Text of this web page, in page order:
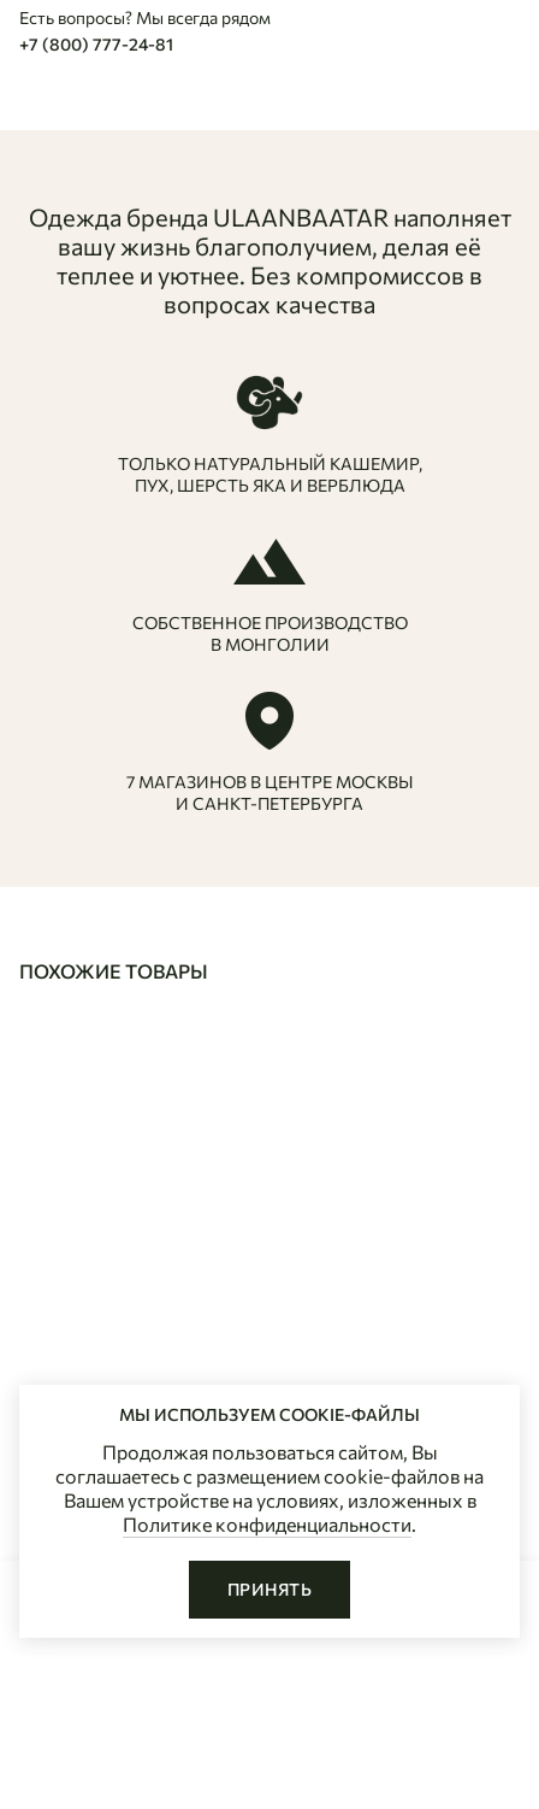
яка превосходно дышит, удерживает целебное сухое
тепло и дарит приятные, расслабляющие тактильные
Есть вопросы? Мы всегда рядом
+7 (800) 777-24-81
Одежда бренда ULAANBAATAR наполняет
вашу жизнь благополучием, делая её
теплее и уютнее. Без компромиссов в
вопросах качества
ТОЛЬКО НАТУРАЛЬНЫЙ КАШЕМИР,
ПУХ, ШЕРСТЬ ЯКА И ВЕРБЛЮДА
СОБСТВЕННОЕ ПРОИЗВОДСТВО
В МОНГОЛИИ
7 МАГАЗИНОВ В ЦЕНТРЕ МОСКВЫ
И САНКТ-ПЕТЕРБУРГА
ПОХОЖИЕ ТОВАРЫ
МЫ ИСПОЛЬЗУЕМ COOKIE-ФАЙЛЫ
Продолжая пользоваться сайтом, Вы
соглашаетесь с размещением cookie-файлов на
Вашем устройстве на условиях, изложенных в
Политике конфиденциальности.
ПРИНЯТЬ